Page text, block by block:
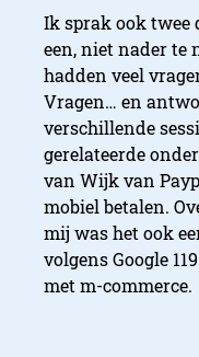
Ik sprak ook twee
een, niet nader te
hadden veel
Vragen… en
verschillende
gerelateerde
van Wijk van
mobiel betalen.
mij was het ook
volgens Google
met m-commerce.